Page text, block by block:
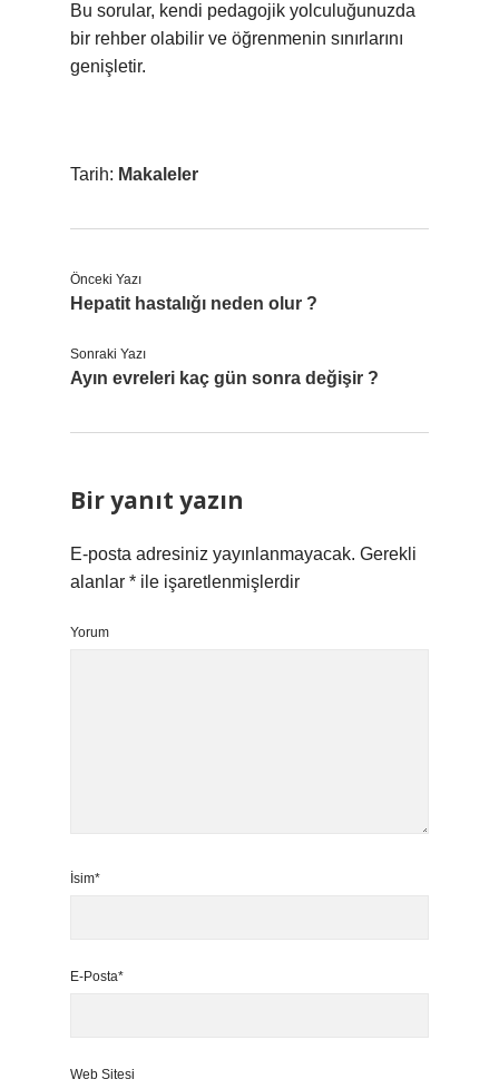
Bu sorular, kendi pedagojik yolculuğunuzda
bir rehber olabilir ve öğrenmenin sınırlarını
genişletir.
Tarih: Makaleler
Önceki Yazı
Hepatit hastalığı neden olur ?
Sonraki Yazı
Ayın evreleri kaç gün sonra değişir ?
Bir yanıt yazın
E-posta adresiniz yayınlanmayacak. Gerekli
alanlar * ile işaretlenmişlerdir
Yorum
İsim*
E-Posta*
Web Sitesi